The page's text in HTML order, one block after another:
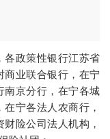
各政策性银行江苏省
商业联合银行，在宁
南京分行，在宁各城
宁各法人农商行，
险公司法人机构，